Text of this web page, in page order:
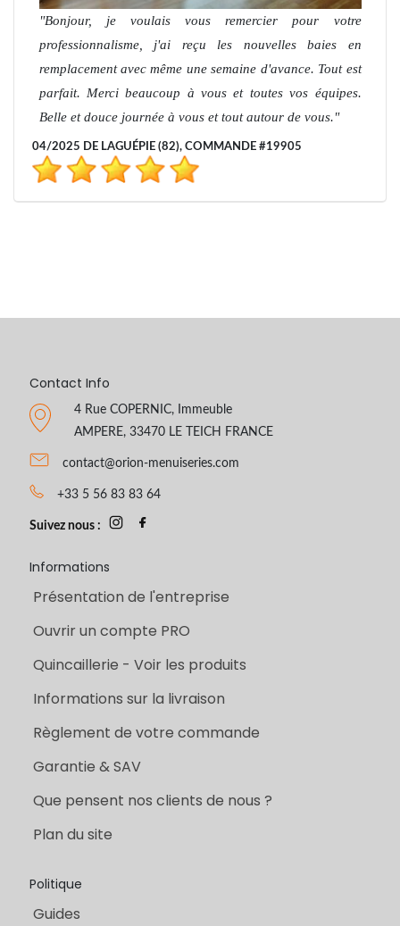
Bonjour, je voulais vous remercier pour votre
professionnalisme, j'ai reçu les nouvelles baies en
remplacement avec même une semaine d'avance. Tout est
parfait. Merci beaucoup à vous et toutes vos équipes.
Belle et douce journée à vous et tout autour de vous.
04/2025 DE LAGUÉPIE (82), COMMANDE #19905
Contact Info
4 Rue COPERNIC, Immeuble
AMPERE, 33470 LE TEICH FRANCE
contact@orion-menuiseries.com
+33 5 56 83 83 64
Suivez nous :
Informations
Présentation de l'entreprise
Ouvrir un compte PRO
Quincaillerie - Voir les produits
Informations sur la livraison
Règlement de votre commande
Garantie & SAV
Que pensent nos clients de nous ?
Plan du site
Politique
Guides